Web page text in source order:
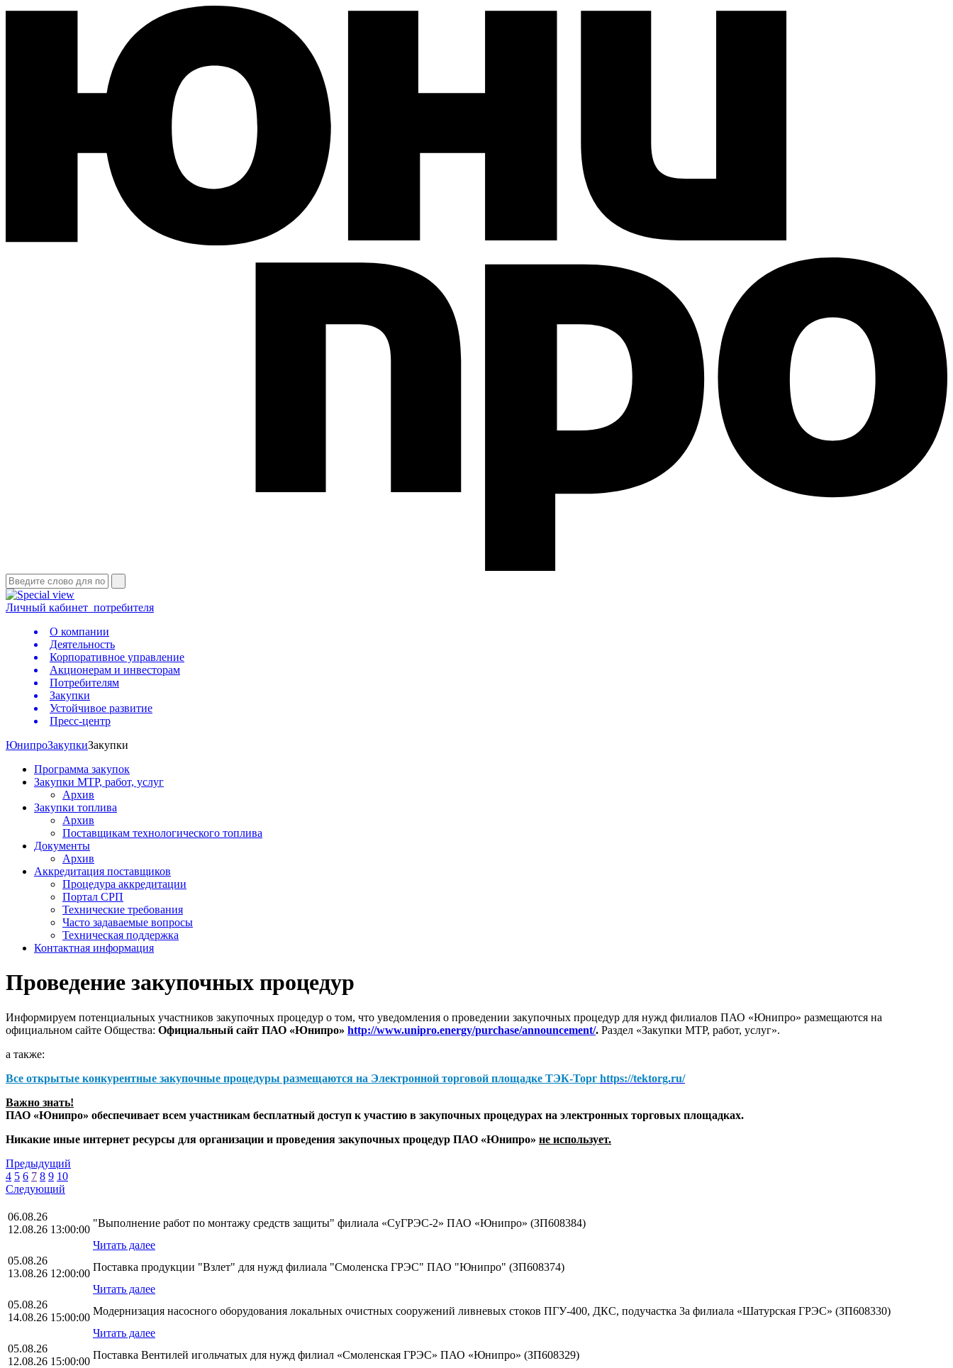
Личный кабинет потребителя
О компании
Деятельность
Корпоративное управление
Акционерам и инвесторам
Потребителям
Закупки
Устойчивое развитие
Пресс-центр
ЮнипроЗакупкиЗакупки
Программа закупок
Закупки МТР, работ, услуг
Архив
Закупки топлива
Архив
Поставщикам технологического топлива
Документы
Архив
Аккредитация поставщиков
Процедура аккредитации
Портал СРП
Технические требования
Часто задаваемые вопросы
Техническая поддержка
Контактная информация
Проведение закупочных процедур
Информируем потенциальных участников закупочных процедур о том, что уведомления о проведении закупочных процедур для нужд филиалов ПАО «Юнипро» размещаются на
официальном сайте Общества: Официальный сайт ПАО «Юнипро» http://www.unipro.energy/purchase/announcement/. Раздел «Закупки МТР, работ, услуг».
а также:
Все открытые конкурентные закупочные процедуры размещаются на Электронной торговой площадке ТЭК-Торг https://tektorg.ru/
Важно знать!
ПАО «Юнипро» обеспечивает всем участникам бесплатный доступ к участию в закупочных процедурах на электронных торговых площадках.
Никакие иные интернет ресурсы для организации и проведения закупочных процедур ПАО «Юнипро» не использует.
Предыдущий
4 5 6 7 8 9 10
Следующий
06.08.26
12.08.26 13:00:00
"Выполнение работ по монтажу средств защиты" филиала «СуГРЭС-2» ПАО «Юнипро» (ЗП608384)
Читать далее
05.08.26
13.08.26 12:00:00
Поставка продукции "Взлет" для нужд филиала "Смоленска ГРЭС" ПАО "Юнипро" (ЗП608374)
Читать далее
05.08.26
14.08.26 15:00:00
Модернизация насосного оборудования локальных очистных сооружений ливневых стоков ПГУ-400, ДКС, подучастка 3а филиала «Шатурская ГРЭС» (ЗП608330)
Читать далее
05.08.26
12.08.26 15:00:00
Поставка Вентилей игольчатых для нужд филиал «Смоленская ГРЭС» ПАО «Юнипро» (ЗП608329)